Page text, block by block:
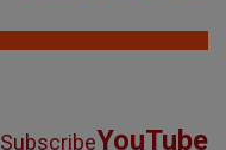
SubscribeYouTube